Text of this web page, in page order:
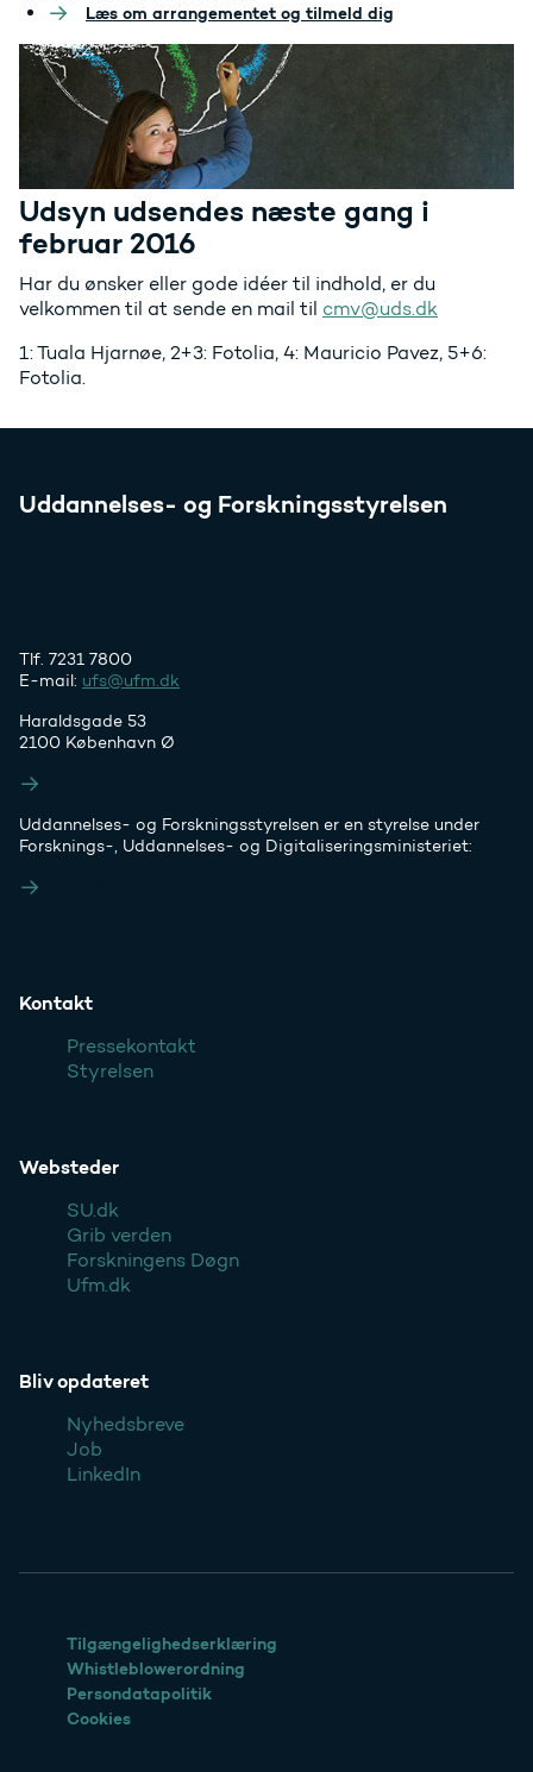
Læs om arrangementet og tilmeld dig
Udsyn udsendes næste gang i
februar 2016
Har du ønsker eller gode idéer til indhold, er du
velkommen til at sende en mail til cmv@uds.dk
1: Tuala Hjarnøe, 2+3: Fotolia, 4: Mauricio Pavez, 5+6:
Fotolia.
Uddannelses- og Forskningsstyrelsen
Tlf. 7231 7800
E-mail: ufs@ufm.dk
Haraldsgade 53
2100 København Ø
Uddannelses- og Forskningsstyrelsen er en styrelse under
Forsknings-, Uddannelses- og Digitaliseringsministeriet:
Kontakt
Pressekontakt
Styrelsen
Websteder
SU.dk
Grib verden
Forskningens Døgn
Ufm.dk
Bliv opdateret
Nyhedsbreve
Job
LinkedIn
Tilgængelighedserklæring
Whistleblowerordning
Persondatapolitik
Cookies